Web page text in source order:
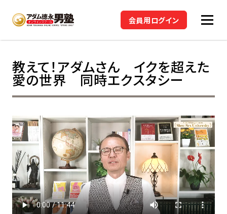
会員用ログイン
教えて！アダムさん イクを超えた
愛の世界 同時エクスタシー